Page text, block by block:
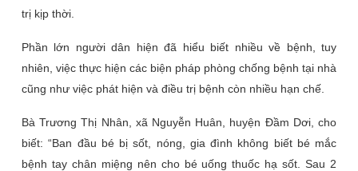
trị kịp thời.
Phần lớn người dân hiện đã hiểu biết nhiều về bệnh, tuy
nhiên, việc thực hiện các biện pháp phòng chống bệnh tại nhà
cũng như việc phát hiện và điều trị bệnh còn nhiều hạn chế.
Bà Trương Thị Nhân, xã Nguyễn Huân, huyện Đầm Dơi, cho
biết: “Ban đầu bé bị sốt, nóng, gia đình không biết bé mắc
bệnh tay chân miệng nên cho bé uống thuốc hạ sốt. Sau 2